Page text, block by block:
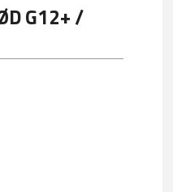
G12+ /